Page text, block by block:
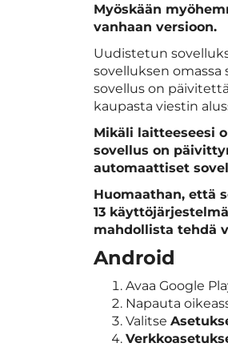
Myöskään
vanhaan versioon.
Uudistetun
sovelluksen omassa
sovellus on
kaupasta viestin
Mikäli laitteeseesi
sovellus on
automaattiset
Huomaathan, että
13
mahdollista tehdä
Android
Avaa Google
Napauta
Valitse